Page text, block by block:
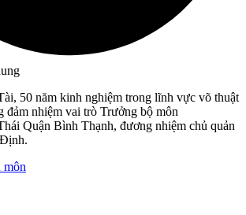
50 năm kinh nghiệm trong lĩnh vực võ thuật
đảm nhiệm vai trò Trưởng bộ môn
Quận Bình Thạnh, đương nhiệm chủ quản
môn